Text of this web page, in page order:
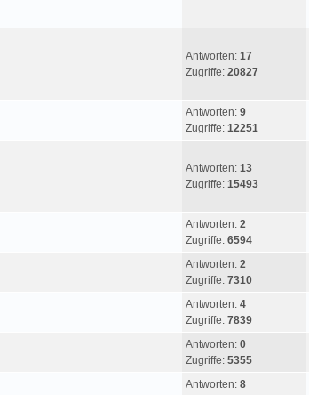
Antworten: 17
Zugriffe: 20827
Antworten: 9
Zugriffe: 12251
Antworten: 13
Zugriffe: 15493
Antworten: 2
Zugriffe: 6594
Antworten: 2
Zugriffe: 7310
Antworten: 4
Zugriffe: 7839
Antworten: 0
Zugriffe: 5355
Antworten: 8